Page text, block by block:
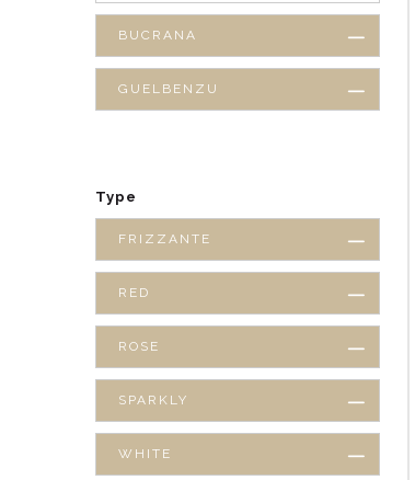
BUCRANA
GUELBENZU
Type
FRIZZANTE
RED
ROSE
SPARKLY
WHITE